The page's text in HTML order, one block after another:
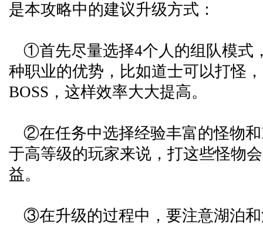
是本攻略中的建议升级方式：
①首先尽量选择4个人的组队模式
种职业的优势，比如道士可以打怪
BOSS，这样效率大大提高。
②在任务中选择经验丰富的怪物和
于高等级的玩家来说，打这些怪物
益。
③在升级的过程中，要注意湖泊